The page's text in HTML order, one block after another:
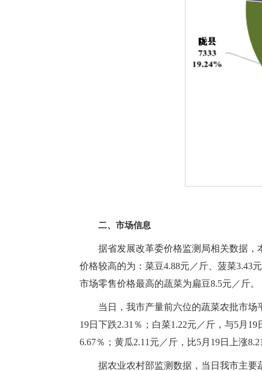
二、市场信息
据省发展改革委价格监测局相关数据
价格较高的为：菜豆4.88元／斤、菠菜3.43
市场零售价格最高的蔬菜为扁豆8.5元／斤。
当日，我市产量前六位的蔬菜农批市场
19日下跌2.31％；白菜1.22元／斤，与5月
6.67％；黄瓜2.11元／斤，比5月19日上涨
据农业农村部监测数据，当日我市主